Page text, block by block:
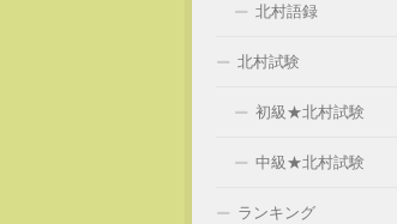
北村語録
北村試験
初級★北村試験
中級★北村試験
ランキング